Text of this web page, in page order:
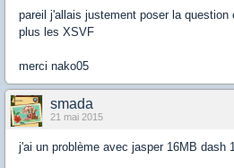
pareil j'allais justement poser la
plus les XSVF
merci nako05
smada
21 mai 2015
j'ai un problème avec jasper 16MB dash